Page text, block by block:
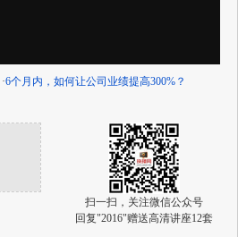
·6个月内，如何让公司业绩提高300%？
扫一扫，关注微信公众号
回复"2016"赠送高清讲座12套